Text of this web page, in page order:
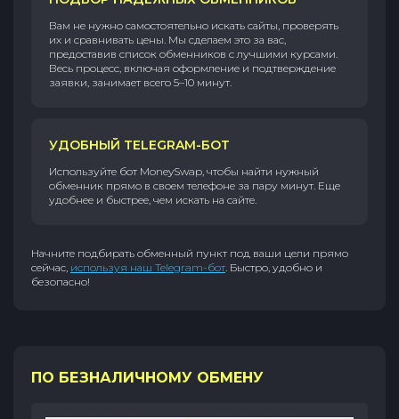
Вам не нужно самостоятельно искать сайты, проверять
их и сравнивать цены. Мы сделаем это за вас,
предоставив список обменников с лучшими курсами.
Весь процесс, включая оформление и подтверждение
заявки, занимает всего 5–10 минут.
УДОБНЫЙ TELEGRAM-БОТ
Используйте бот MoneySwap, чтобы найти нужный
обменник прямо в своем телефоне за пару минут. Еще
удобнее и быстрее, чем искать на сайте.
Начните подбирать обменный пункт под ваши цели прямо
сейчас, используя наш Telegram-бот. Быстро, удобно и
безопасно!
ПО БЕЗНАЛИЧНОМУ ОБМЕНУ